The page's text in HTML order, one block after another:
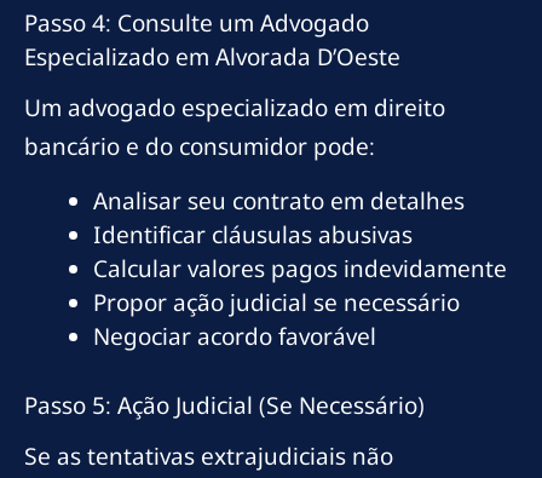
Passo 4: Consulte um Advogado
Especializado em Alvorada D’Oeste
Um advogado especializado em direito
bancário e do consumidor pode:
Analisar seu contrato em detalhes
Identificar cláusulas abusivas
Calcular valores pagos indevidamente
Propor ação judicial se necessário
Negociar acordo favorável
Passo 5: Ação Judicial (Se Necessário)
Se as tentativas extrajudiciais não